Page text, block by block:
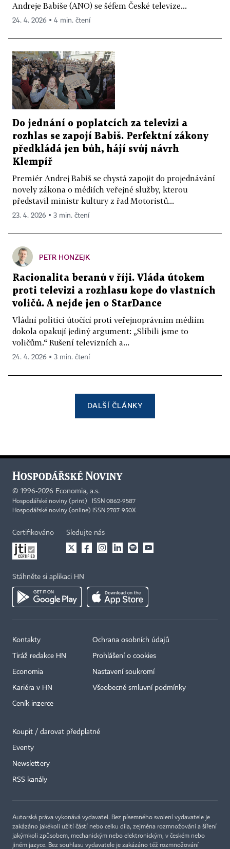
Andreje Babiše (ANO) se šéfem České televize...
24. 4. 2026 ▪ 4 min. čtení
Do jednání o poplatcích za televizi a
rozhlas se zapojí Babiš. Perfektní zákony
předkládá jen bůh, hájí svůj návrh
Klempíř
Premiér Andrej Babiš se chystá zapojit do projednávání
novely zákona o médiích veřejné služby, kterou
představil ministr kultury z řad Motoristů...
23. 4. 2026 ▪ 3 min. čtení
PETR HONZEJK
Racionalita beranů v říji. Vláda útokem
proti televizi a rozhlasu kope do vlastních
voličů. A nejde jen o StarDance
Vládní politici útočící proti veřejnoprávním médiím
dokola opakují jediný argument: „Slíbili jsme to
voličům.“ Rušení televizních a...
24. 4. 2026 ▪ 3 min. čtení
DALŠÍ ČLÁNKY
© 1996-2026 Economia, a.s.
Hospodářské noviny (print) ISSN 0862-9587
Hospodářské noviny (online) ISSN 2787-950X
Certifikováno Sledujte nás
Stáhněte si aplikaci HN
Kontakty
Tiráž redakce HN
Economia
Kariéra v HN
Ceník inzerce
Ochrana osobních údajů
Prohlášení o cookies
Nastavení soukromí
Všeobecné smluvní podmínky
Koupit / darovat předplatné
Eventy
Newslettery
RSS kanály
Autorská práva vykonává vydavatel. Bez písemného svolení vydavatele je
zakázáno jakékoli užití částí nebo celku díla, zejména rozmnožování a šíření
jakýmkoli způsobem, mechanickým nebo elektronickým, v českém nebo
jiném jazyce. Bez souhlasu vydavatele je zakázáno též rozmnožování